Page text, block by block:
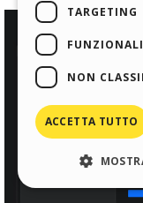
TARGETING
NON
ACCETTA TUTTO